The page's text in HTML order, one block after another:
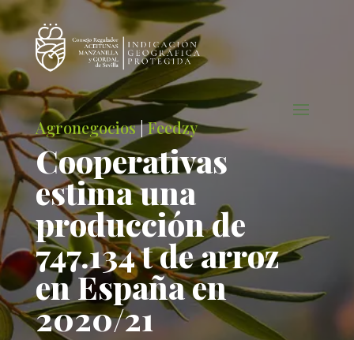
Agronegocios|Feedzy
Cooperativas
estima una
producción de
747.134 t de arroz
en España en
2020/21